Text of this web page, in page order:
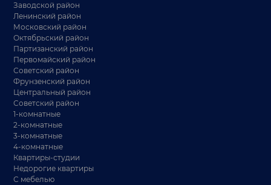
Заводской район
Ленинский район
Московский район
Октябрьский район
Партизанский район
Первомайский район
Советский район
Фрунзенский район
Центральный район
Советский район
1-комнатные
2-комнатные
3-комнатные
4-комнатные
Квартиры-студии
Недорогие квартиры
С мебелью